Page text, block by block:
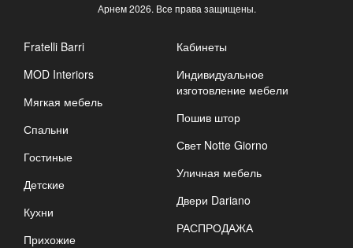
Арнем2026. Все права защищены.
Fratelli Barri
MOD Interiors
Мягкая мебель
Спальни
Гостиные
Детские
Кухни
Прихожие
Кабинеты
Индивидуальное
изготовление мебели
Пошив штор
Свет Notte Giorno
Уличная мебель
Двери Dariano
РАСПРОДАЖА